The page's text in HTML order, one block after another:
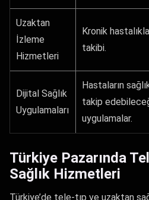
Uzaktan
İzleme
Hizmetleri
Kronik
takibi.
Dijital Sağlık
Uygulamaları
Hastaların
takip
uygulamalar.
Türkiye Pazarında
Sağlık Hizmetleri
Türkiye’de tele-tıp ve uzaktan